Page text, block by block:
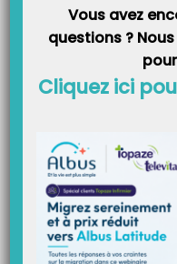
Vous avez
questions ?
Cliquez ici